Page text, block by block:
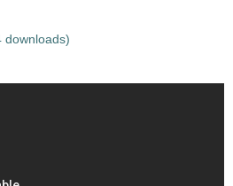
downloads)